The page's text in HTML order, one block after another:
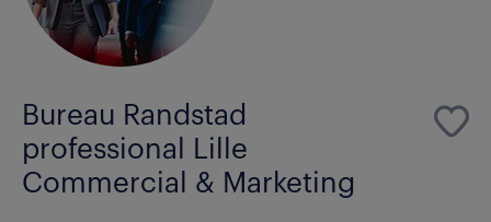
Bureau Randstad
professional Lille
Commercial & Marketing